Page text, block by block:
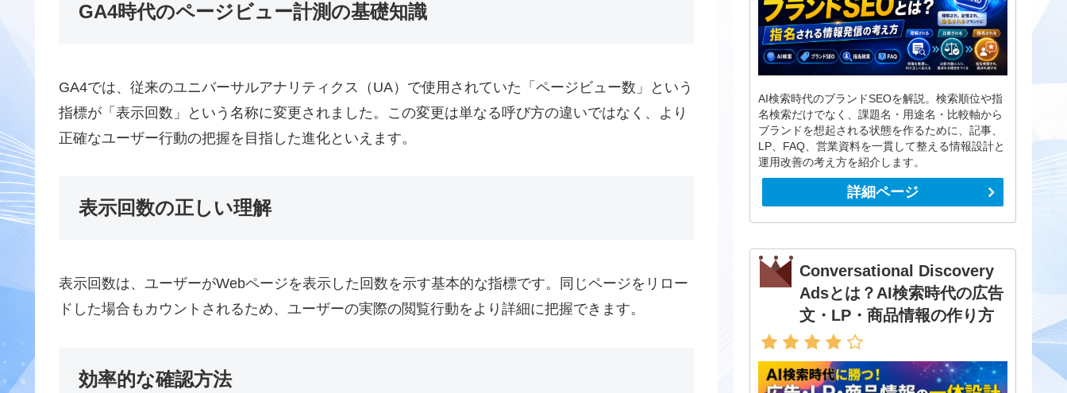
GA4時代のページビュー計測の基礎知識
GA4では、従来のユニバーサルアナリティクス（UA）で使用されていた「ページビュー数」という
指標が「表示回数」という名称に変更されました。この変更は単なる呼び方の違いではなく、より
正確なユーザー行動の把握を目指した進化といえます。
表示回数の正しい理解
表示回数は、ユーザーがWebページを表示した回数を示す基本的な指標です。同じページをリロー
ドした場合もカウントされるため、ユーザーの実際の閲覧行動をより詳細に把握できます。
効率的な確認方法
AI検索時代のブランドSEOを解説。検索順位や指
名検索だけでなく、課題名・用途名・比較軸から
ブランドを想起される状態を作るために、記事、
LP、FAQ、営業資料を一貫して整える情報設計と
運用改善の考え方を紹介します。
詳細ページ
Conversational Discovery
Adsとは？AI検索時代の広告
文・LP・商品情報の作り方